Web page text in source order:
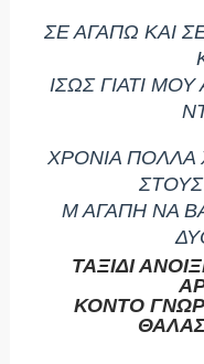
ΣΕ ΑΓΑΠΩ ΚΑΙ
ΙΣΩΣ ΓΙΑΤΙ
ΧΡΟΝΙΑ ΠΟΛΛΑ
Μ ΑΓΑΠΗ ΝΑ
ΤΑΞΙΔΙ
ΚΟΝΤΟ